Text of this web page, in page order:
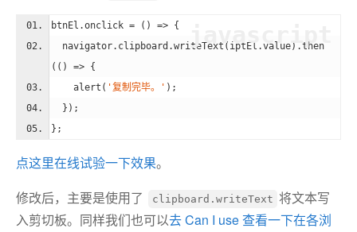
btnEl.onclick = () => {
  navigator.clipboard.writeText(iptEl.value).then
( () => {
    alert(
'复制完毕。' );
  });
};
javascript
点这里在线试验一下效果。
修改后，主要是使用了
clipboard.writeText 将文本写
入剪切板。同样我们也可以去 Can I use 查看一下在各浏